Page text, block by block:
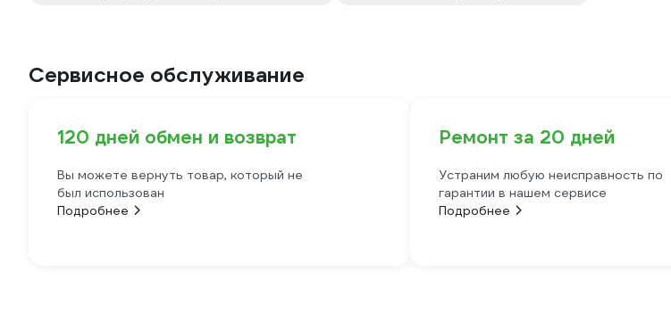
Сервисное обслуживание
120 дней обмен и возврат
Вы можете вернуть товар, который не
был использован
Подробнее
Ремонт за 20 дней
Устраним любую неисправность по
гарантии в нашем сервисе
Подробнее